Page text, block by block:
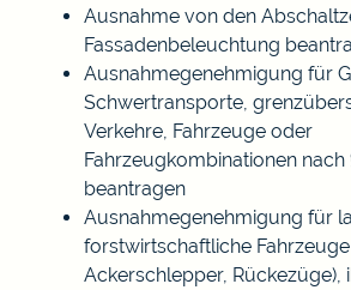
Ausnahme von den
Fassadenbeleuchtung
Ausnahmegenehmigung für
Schwertransporte,
Verkehre, Fahrzeuge oder
Fahrzeugkombinationen nach
beantragen
Ausnahmegenehmigung für
forstwirtschaftliche Fahrzeuge
Ackerschlepper, Rückezüge),